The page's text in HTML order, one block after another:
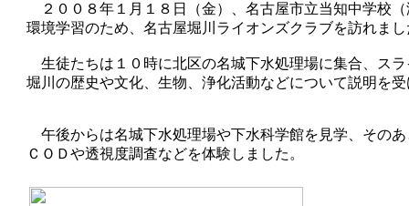
２００８年１月１８日（金）、名古屋市立当知中学校
環境学習のため、名古屋堀川ライオンズクラブを訪れま
生徒たちは１０時に北区の名城下水処理場に集合、ス
堀川の歴史や文化、生物、浄化活動などについて説明を
午後からは名城下水処理場や下水科学館を見学、その
ＣＯＤや透視度調査などを体験しました。